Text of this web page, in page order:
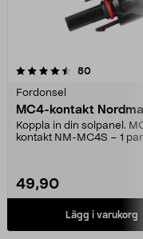
80
Fordonsel
MC4-kontakt
Koppla in din solpanel.
kontakt NM-MC4S – 1
49,90
Lägg i varukorg
4.0 av 5 stjärnor